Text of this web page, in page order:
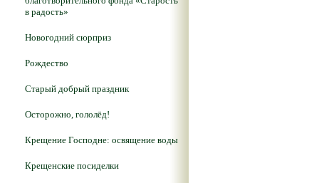
в радость»
Новогодний сюрприз
Рождество
Старый добрый праздник
Осторожно, гололёд!
Крещение Господне: освящение воды
Крещенские посиделки